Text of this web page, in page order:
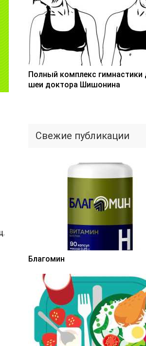
Полный комплекс гимнастики
шеи доктора Шишонина
Свежие публикации
Благомин